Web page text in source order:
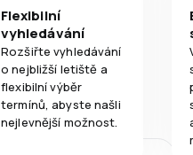
Flexibilní
vyhledávání
Rozšiřte vyhledávání
o nejbližší letiště a
flexibilní výběr
termínů, abyste našli
nejlevnější možnost.